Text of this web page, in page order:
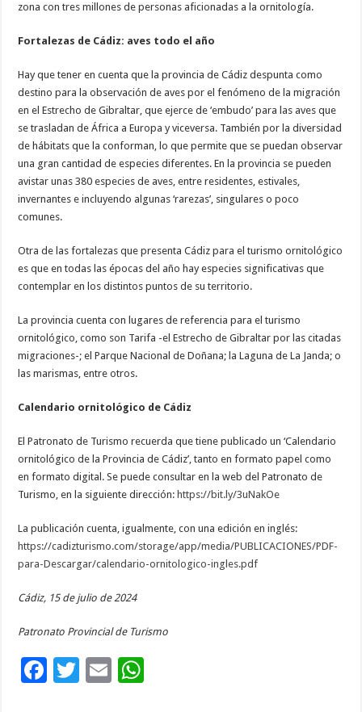
zona con tres millones de personas aficionadas a la ornitología.
Fortalezas de Cádiz: aves todo el año
Hay que tener en cuenta que la provincia de Cádiz despunta como
destino para la observación de aves por el fenómeno de la migración
en el Estrecho de Gibraltar, que ejerce de ‘embudo’ para las aves que
se trasladan de África a Europa y viceversa. También por la diversidad
de hábitats que la conforman, lo que permite que se puedan observar
una gran cantidad de especies diferentes. En la provincia se pueden
avistar unas 380 especies de aves, entre residentes, estivales,
invernantes e incluyendo algunas ‘rarezas’, singulares o poco
comunes.
Otra de las fortalezas que presenta Cádiz para el turismo ornitológico
es que en todas las épocas del año hay especies significativas que
contemplar en los distintos puntos de su territorio.
La provincia cuenta con lugares de referencia para el turismo
ornitológico, como son Tarifa -el Estrecho de Gibraltar por las citadas
migraciones-; el Parque Nacional de Doñana; la Laguna de La Janda; o
las marismas, entre otros.
Calendario ornitológico de Cádiz
El Patronato de Turismo recuerda que tiene publicado un ‘Calendario
ornitológico de la Provincia de Cádiz’, tanto en formato papel como
en formato digital. Se puede consultar en la web del Patronato de
Turismo, en la siguiente dirección: https://bit.ly/3uNakOe
La publicación cuenta, igualmente, con una edición en inglés:
https://cadizturismo.com/storage/app/media/PUBLICACIONES/PDF-
para-Descargar/calendario-ornitologico-ingles.pdf
Cádiz, 15 de julio de 2024
Patronato Provincial de Turismo
F
T
E